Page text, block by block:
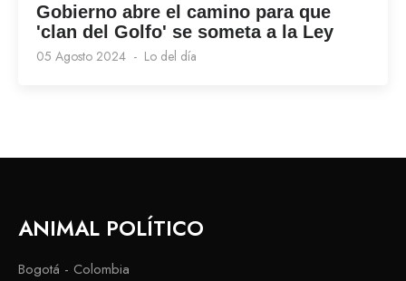
Gobierno abre el camino para que
'clan del Golfo' se someta a la Ley
05 Agosto 2024 Lo del día
ANIMAL POLÍTICO
Bogotá - Colombia